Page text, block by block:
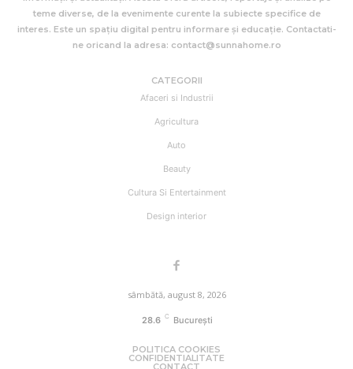
teme diverse, de la evenimente curente la subiecte specifice de
interes. Este un spațiu digital pentru informare și educație. Contactati-
ne oricand la adresa: contact@sunnahome.ro
CATEGORII
Afaceri si Industrii
Agricultura
Auto
Beauty
Cultura Si Entertainment
Design interior
sâmbătă, august 8, 2026
28.6 C București
POLITICA COOKIES
CONFIDENTIALITATE
CONTACT